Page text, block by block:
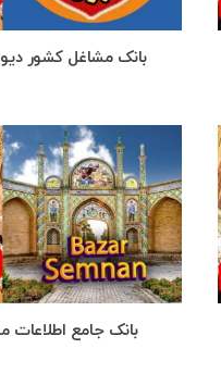
بانک مشاغل کشور
بانک جامع اطلاعات